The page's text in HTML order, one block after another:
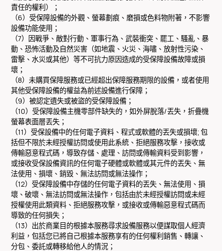
責任的權利）；
（6）受保障設備的外觀、螢幕劃痕、磨損或色料物附著，不影響
設備功能使用；
（7）因戰爭、敵對行動、軍事行為、武裝衝突、罷工、騷亂、暴
動、恐怖活動及自然災害（如地震、火災、海嘯、放射性污染、
雷擊、水災或其他）等不可抗力原因造成的受保障設備故障或損
壞；
（8）未購買保障服務或已經超出保障服務期限的設備，或者使用
其他受保障設備的權益為前述設備進行保障；
（9）被認定遺失或被盜的受保障設備；
（10）受保障設備主機零部件缺失的，如外屏脫落/丟失，折疊機
螢幕表面層丟失；
（11）受保設備中的任何電子資料、程式或軟體的丟失或損壞; 包
括但不限於未經授權訪問或使用此系統、拒絕服務攻擊，接收或
傳輸惡意程式碼，導致存儲、處理、訪問或傳輸資料受到影響，
或接收受保設備資訊的任何電子硬體或軟體或其元件的丟失、無
法使用、損壞、銷毀、無法訪問或無法操作；
（12）受保障設備中存儲的任何電子資料的丟失、無法使用、損
壞、破壞、無法訪問或無法操作，包括由於未經授權訪問或未經
授權使用此類資料、拒絕服務攻擊，或接收或傳輸惡意程式碼而
導致的任何損失；
（13）出於商業目的根據本服務尋求設備服務以便謀取個人經濟
利益，包括您已將自己根據本服務享有的任何權利銷售、轉讓、
分包、委託或轉移給他人的情況；